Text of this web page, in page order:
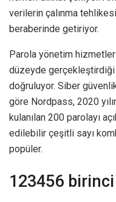
verilerin çalınma
beraberinde getiriyor.
Parola yönetim
düzeyde gerçekleştirdiği
doğruluyor. Siber
göre Nordpass, 2020
kulanılan 200 parolayı
edilebilir çeşitli sayı
popüler.
123456 birinci